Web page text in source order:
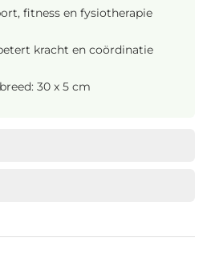
fitness en fysiotherapie
kracht en coördinatie
30 x 5 cm